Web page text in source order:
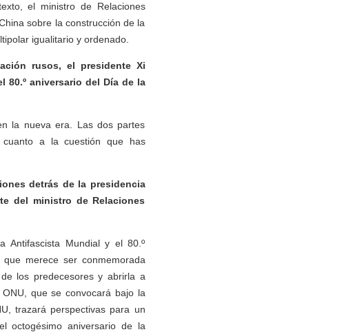
el ministro de Relaciones
sobre la construcción de la
igualitario y ordenado.
rusos, el presidente Xi
aniversario del Día de la
la nueva era. Las dos partes
cuanto a la cuestión que has
detrás de la presidencia
del ministro de Relaciones
Antifascista Mundial y el 80.º
merece ser conmemorada
los predecesores y abrirla a
que se convocará bajo la
trazará perspectivas para un
octogésimo aniversario de la